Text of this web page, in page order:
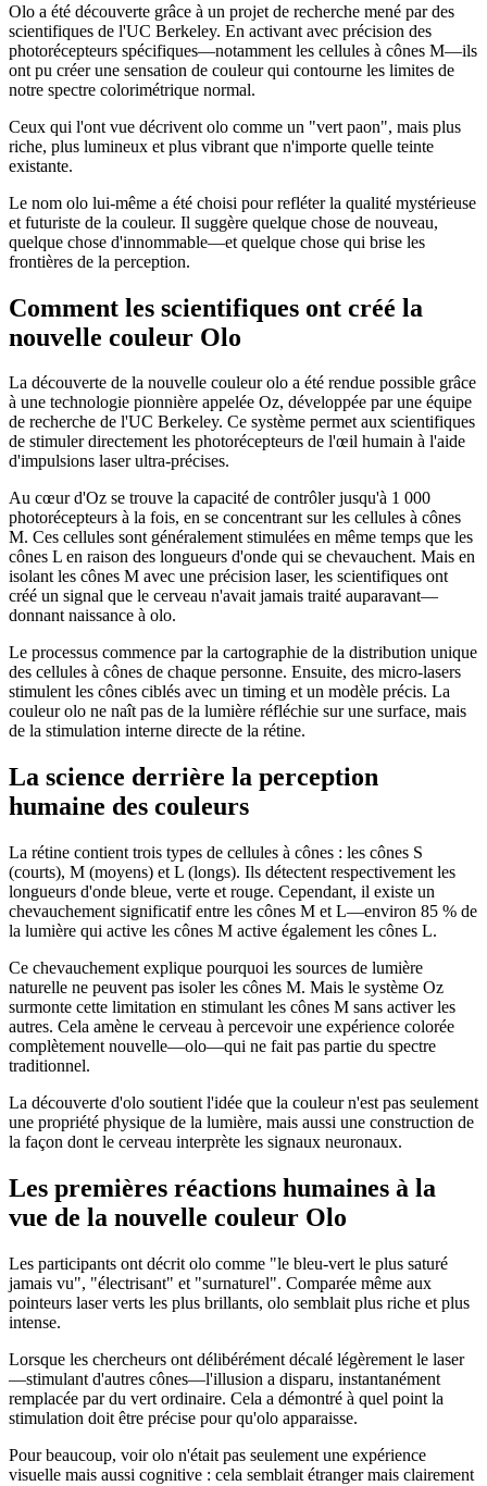
Olo a été découverte grâce à un projet de recherche mené par des
scientifiques de l'UC Berkeley. En activant avec précision des
photorécepteurs spécifiques—notamment les cellules à cônes M—ils
ont pu créer une sensation de couleur qui contourne les limites de
notre spectre colorimétrique normal.
Ceux qui l'ont vue décrivent olo comme un "vert paon", mais plus
riche, plus lumineux et plus vibrant que n'importe quelle teinte
existante.
Le nom olo lui-même a été choisi pour refléter la qualité mystérieuse
et futuriste de la couleur. Il suggère quelque chose de nouveau,
quelque chose d'innommable—et quelque chose qui brise les
frontières de la perception.
Comment les scientifiques ont créé la
nouvelle couleur Olo
La découverte de la nouvelle couleur olo a été rendue possible grâce
à une technologie pionnière appelée Oz, développée par une équipe
de recherche de l'UC Berkeley. Ce système permet aux scientifiques
de stimuler directement les photorécepteurs de l'œil humain à l'aide
d'impulsions laser ultra-précises.
Au cœur d'Oz se trouve la capacité de contrôler jusqu'à 1 000
photorécepteurs à la fois, en se concentrant sur les cellules à cônes
M. Ces cellules sont généralement stimulées en même temps que les
cônes L en raison des longueurs d'onde qui se chevauchent. Mais en
isolant les cônes M avec une précision laser, les scientifiques ont
créé un signal que le cerveau n'avait jamais traité auparavant—
donnant naissance à olo.
Le processus commence par la cartographie de la distribution unique
des cellules à cônes de chaque personne. Ensuite, des micro-lasers
stimulent les cônes ciblés avec un timing et un modèle précis. La
couleur olo ne naît pas de la lumière réfléchie sur une surface, mais
de la stimulation interne directe de la rétine.
La science derrière la perception
humaine des couleurs
La rétine contient trois types de cellules à cônes : les cônes S
(courts), M (moyens) et L (longs). Ils détectent respectivement les
longueurs d'onde bleue, verte et rouge. Cependant, il existe un
chevauchement significatif entre les cônes M et L—environ 85 % de
la lumière qui active les cônes M active également les cônes L.
Ce chevauchement explique pourquoi les sources de lumière
naturelle ne peuvent pas isoler les cônes M. Mais le système Oz
surmonte cette limitation en stimulant les cônes M sans activer les
autres. Cela amène le cerveau à percevoir une expérience colorée
complètement nouvelle—olo—qui ne fait pas partie du spectre
traditionnel.
La découverte d'olo soutient l'idée que la couleur n'est pas seulement
une propriété physique de la lumière, mais aussi une construction de
la façon dont le cerveau interprète les signaux neuronaux.
Les premières réactions humaines à la
vue de la nouvelle couleur Olo
Les participants ont décrit olo comme "le bleu-vert le plus saturé
jamais vu", "électrisant" et "surnaturel". Comparée même aux
pointeurs laser verts les plus brillants, olo semblait plus riche et plus
intense.
Lorsque les chercheurs ont délibérément décalé légèrement le laser
—stimulant d'autres cônes—l'illusion a disparu, instantanément
remplacée par du vert ordinaire. Cela a démontré à quel point la
stimulation doit être précise pour qu'olo apparaisse.
Pour beaucoup, voir olo n'était pas seulement une expérience
visuelle mais aussi cognitive : cela semblait étranger mais clairement